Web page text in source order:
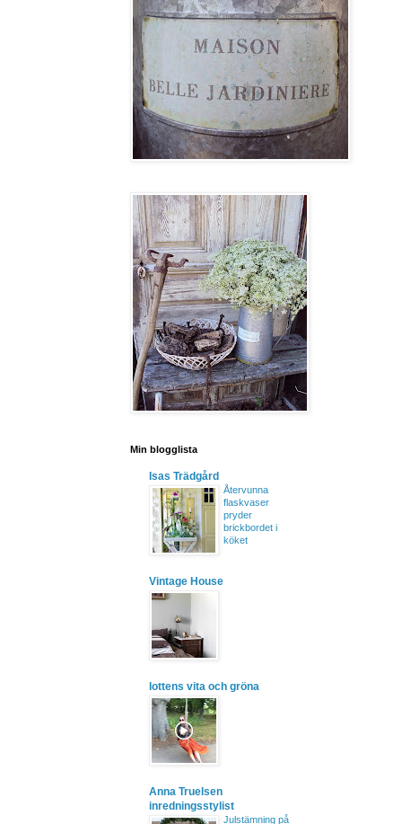
Min blogglista
Isas Trädgård
Återvunna
flaskvaser
pryder
brickbordet i
köket
Vintage House
lottens vita och gröna
Anna Truelsen
inredningsstylist
Julstämning på